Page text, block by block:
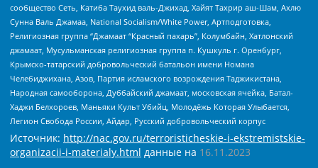
сообщество Сеть, Катиба Таухид валь-Джихад, Хайят Тахрир аш-Шам, Ахлю
Сунна Валь Джамаа, National Socialism/White Power, Артподготовка,
Религиозная группа “Джамаат “Красный пахарь”, Колумбайн, Хатлонский
джамаат, Мусульманская религиозная группа п. Кушкуль г. Оренбург,
Крымско-татарский добровольческий батальон имени Номана
Челебиджихана, Азов, Партия исламского возрождения Таджикистана,
Народная самооборона, Дуббайский джамаат, московская ячейка, Батал-
Хаджи Белхороев, Маньяки Культ Убийц, Молодёжь Которая Улыбается,
Легион Свобода России, Айдар, Русский добровольческий корпус
Источник: http://nac.gov.ru/terroristicheskie-i-ekstremistskie-
organizacii-i-materialy.html данные на 16.11.2023